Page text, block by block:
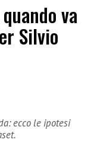
va
Silvio
ecco le ipotesi